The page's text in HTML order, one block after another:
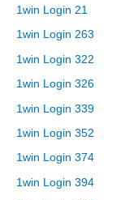
1win Login 21
1win Login 263
1win Login 322
1win Login 326
1win Login 339
1win Login 352
1win Login 374
1win Login 394